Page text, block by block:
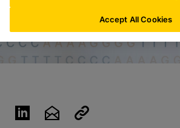
t
e
:
Accept All Cookies